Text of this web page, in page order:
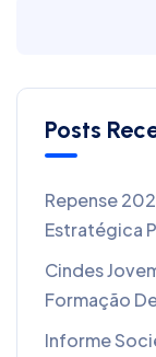
Posts
Repense
Estratégica
Cindes
Formação
Informe